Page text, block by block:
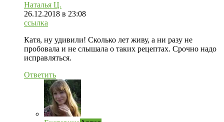
Наталья Ц.
26.12.2018 в 23:08
ссылка
Катя, ну удивили! Сколько лет живу, а ни разу не
пробовала и не слышала о таких рецептах. Срочно надо
исправляться.
Ответить